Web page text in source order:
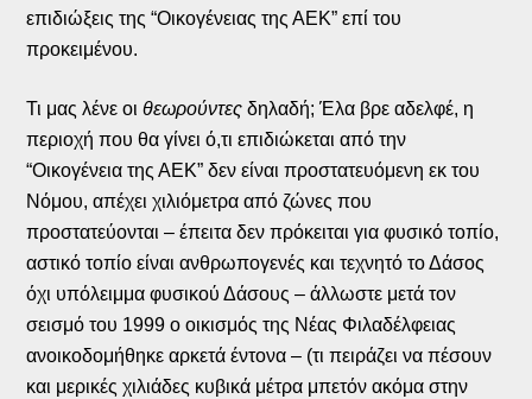
επιδιώξεις της “Οικογένειας της ΑΕΚ” επί του
προκειμένου.
Τι μας λένε οιθεωρούντες δηλαδή; Έλα βρε αδελφέ, η
περιοχή που θα γίνει ό,τι επιδιώκεται από την
“Οικογένεια της ΑΕΚ” δεν είναι προστατευόμενη εκ του
Νόμου, απέχει χιλιόμετρα από ζώνες που
προστατεύονται – έπειτα δεν πρόκειται για φυσικό τοπίο,
αστικό τοπίο είναι ανθρωπογενές και τεχνητό το Δάσος
όχι υπόλειμμα φυσικού Δάσους – άλλωστε μετά τον
σεισμό του 1999 ο οικισμός της Νέας Φιλαδέλφειας
ανοικοδομήθηκε αρκετά έντονα – (τι πειράζει να πέσουν
και μερικές χιλιάδες κυβικά μέτρα μπετόν ακόμα στην